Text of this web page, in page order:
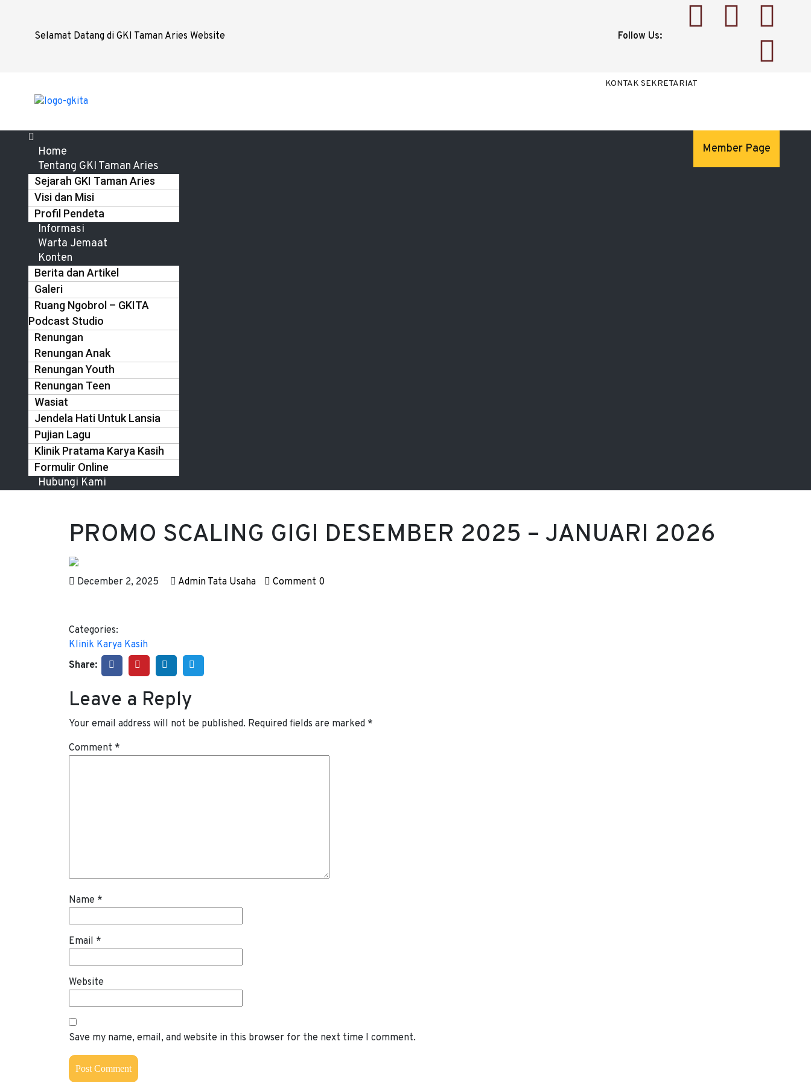
Selamat Datang di GKI Taman Aries Website Follow Us:
KONTAK SEKRETARIAT
Home
Tentang GKI Taman Aries
Sejarah GKI Taman Aries
Visi dan Misi
Profil Pendeta
Informasi
Warta Jemaat
Konten
Berita dan Artikel
Galeri
Ruang Ngobrol – GKITA
Podcast Studio
Renungan
Renungan Anak
Renungan Youth
Renungan Teen
Wasiat
Jendela Hati Untuk Lansia
Pujian Lagu
Klinik Pratama Karya Kasih
Formulir Online
Hubungi Kami
Member Page
PROMO SCALING GIGI DESEMBER 2025 – JANUARI 2026
December 2, 2025 Admin Tata Usaha Comment 0
Categories:
Klinik Karya Kasih
Share:
Leave a Reply
Your email address will not be published. Required fields are marked *
Comment *
Name *
Email *
Website
Save my name, email, and website in this browser for the next time I comment.